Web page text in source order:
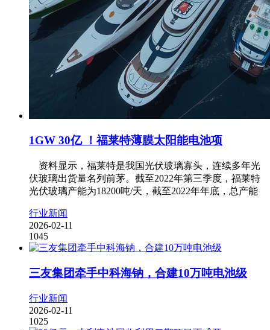
1GW 30亿 ！福莱特薄膜太阳能电池项
资料显示，福莱特是我国光伏玻璃寡头，连续多年光
伏玻璃出货量名列前茅。截至2022年第三季度，福莱特
光伏玻璃产能为18200吨/天，截至2022年年底，总产能
行业新闻
2026-02-11
1045
三友集团牵手中科海钠，合建10万吨电池级
行业新闻
2026-02-11
1025